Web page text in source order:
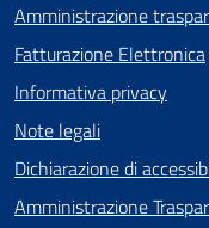
Amministrazione
Fatturazione Elettronica
Informativa privacy
Note legali
Dichiarazione di
Amministrazione